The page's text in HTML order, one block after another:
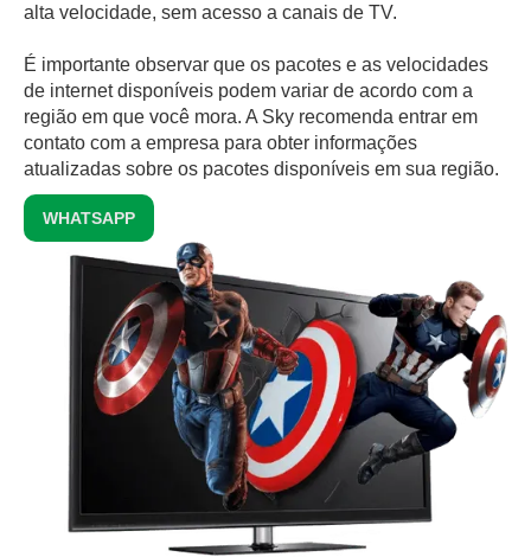
alta velocidade, sem acesso a canais de TV.
É importante observar que os pacotes e as velocidades
de internet disponíveis podem variar de acordo com a
região em que você mora. A Sky recomenda entrar em
contato com a empresa para obter informações
atualizadas sobre os pacotes disponíveis em sua região.
WHATSAPP